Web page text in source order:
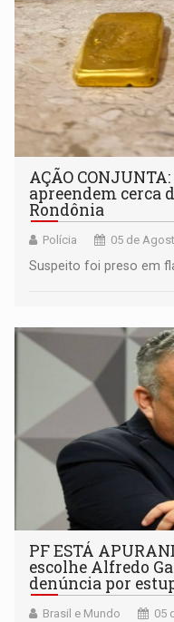
AÇÃO
apreendem cerca
Rondônia
Polícia 05 de
Suspeito foi preso em
PF ESTÁ
escolhe Alfredo
denúncia por
Brasil e Mundo 05